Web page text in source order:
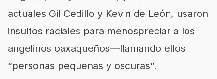
actuales Gil Cedillo y Kevin de León, usaron
insultos raciales para menospreciar a los
angelinos oaxaqueños—llamando ellos
“personas pequeñas y oscuras”.